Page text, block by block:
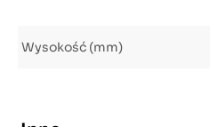
Wysokość (mm)